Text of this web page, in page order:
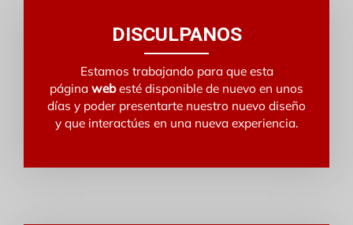
DISCULPANOS
Estamos trabajando para que esta
página webesté disponible de nuevo en unos
días y poder presentarte nuestro nuevo diseño
y que interactúes en una nueva experiencia.